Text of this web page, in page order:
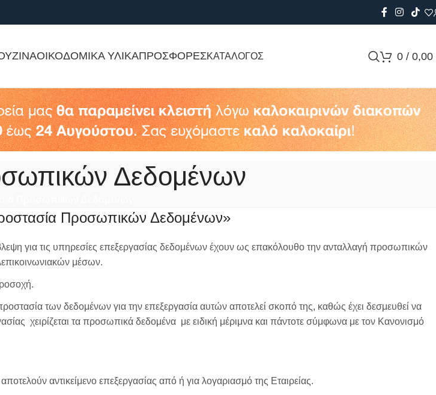
ΟΙΚΟΔΟΜΙΚΑ ΥΛΙΚΑΠΡΟΣΦΟΡΕΣΚΑΤΑΛΟΓΟΣ 0 / 0,00
Δεδομένων
Προσωπικών Δεδομένων»
για τις υπηρεσίες επεξεργασίας δεδομένων έχουν ως επακόλουθο την ανταλλαγή προσωπικών
μέσων.
των δεδομένων για την επεξεργασία αυτών αποτελεί σκοπό της, καθώς έχει δεσμευθεί να
χειρίζεται τα προσωπικά δεδομένα με ειδική μέριμνα και πάντοτε σύμφωνα με τον Κανονισμό
αντικείμενο επεξεργασίας από ή για λογαριασμό της Εταιρείας.